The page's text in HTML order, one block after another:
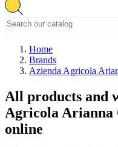
Home
Brands
Azienda Agricola
All products and
Agricola Arianna
online